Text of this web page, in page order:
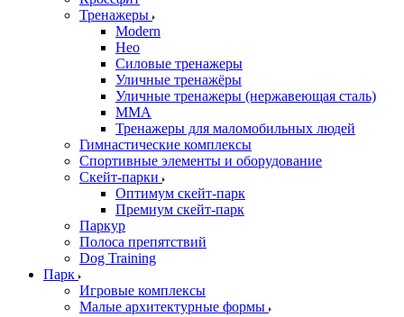
Тренажеры
Modern
Нео
Силовые тренажеры
Уличные тренажёры
Уличные тренажеры (нержавеющая сталь)
ММА
Тренажеры для маломобильных людей
Гимнастические комплексы
Спортивные элементы и оборудование
Скейт-парки
Оптимум скейт-парк
Премиум скейт-парк
Паркур
Полоса препятствий
Dog Training
Парк
Игровые комплексы
Малые архитектурные формы